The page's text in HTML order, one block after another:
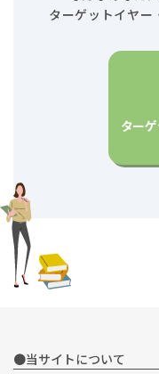
ターゲットイヤー
ター
●当サイトについて